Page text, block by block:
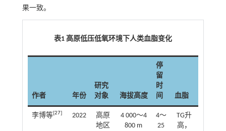
果一致。
表1 高原低压低氧环境下人类血脂变化
作者 年份
研究
对象
海拔高度
停
留
时
间
血脂
李博等[ 27 2022
高原
地区
4 000～4
800 m
4～
25
TG升
高，